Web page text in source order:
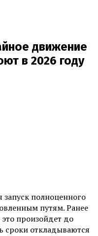
движение
в 2026 году
запуск полноценного
путям. Ранее
произойдет до
сроки откладываются